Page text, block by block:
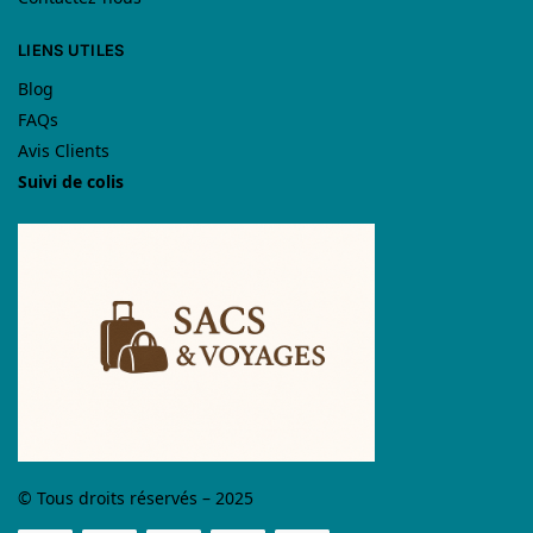
LIENS UTILES
Blog
FAQs
Avis Clients
Suivi de colis
© Tous droits réservés – 2025